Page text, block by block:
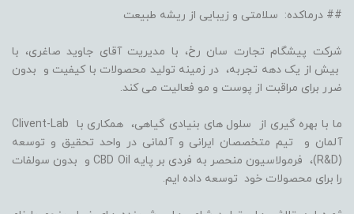
## درماکده: سلامتی و زیبایی از ریشه طبیعت
شرکت پیشگام تجارت سان رخ، با مدیریت آقای جاوید صاغری، با
بیش از یک دهه تجربه، در زمینه تولید محصولات با کیفیت و بدون
ضرر برای مراقبت از پوست و مو فعالیت می کند.
ما با بهره گیری از سلول های بنیادی گیاهی، همکاری با Clivent-Lab
آلمان و تیم متخصصان ایرانی و آلمانی در واحد تحقیق و توسعه
(R&D)، فرمولاسیون منحصر به فردی بر پایه CBD Oil و بدون سولفات
را برای محصولات خود توسعه داده ایم.